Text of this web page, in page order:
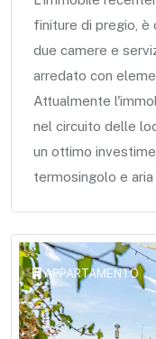
finiture di pregio, è
due camere e
arredato con
Attualmente
nel circuito delle
un ottimo
termosingolo e
APPARTAMENTO